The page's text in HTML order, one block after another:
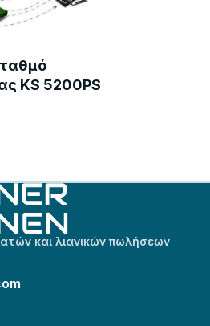
KS 5200PS
και λιανικών πωλήσεων